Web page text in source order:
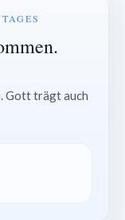
Gott trägt auch